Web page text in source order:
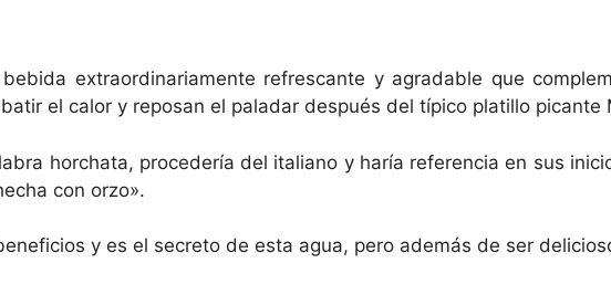
extraordinariamente refrescante y agradable que
el calor y reposan el paladar después del típico platillo picante
horchata, procedería del italiano y haría referencia en sus
con orzo».
y es el secreto de esta agua, pero además de ser